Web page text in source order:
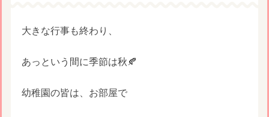
大きな行事も終わり、
あっという間に季節は秋🍂
幼稚園の皆は、お部屋で